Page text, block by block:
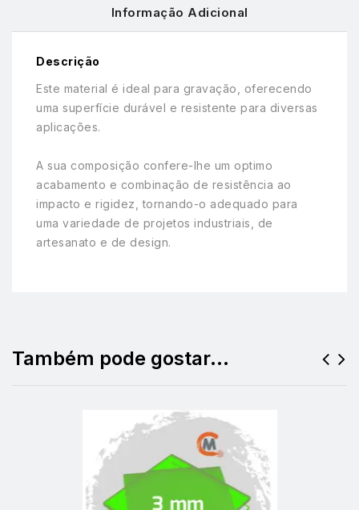
Informação Adicional
Descrição
Este material é ideal para gravação, oferecendo
uma superfície durável e resistente para diversas
aplicações.
A sua composição confere-lhe um optimo
acabamento e combinação de resistência ao
impacto e rigidez, tornando-o adequado para
uma variedade de projetos industriais, de
artesanato e de design.
Também pode gostar…